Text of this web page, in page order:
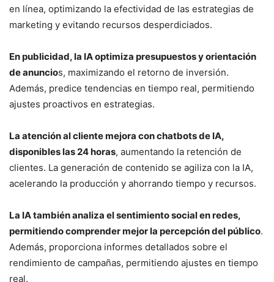
en línea, optimizando la efectividad de las estrategias de
marketing y evitando recursos desperdiciados.
En publicidad, la IA optimiza presupuestos y orientación
de anuncios, maximizando el retorno de inversión.
Además, predice tendencias en tiempo real, permitiendo
ajustes proactivos en estrategias.
La atención al cliente mejora con chatbots de IA,
disponibles las 24 horas, aumentando la retención de
clientes. La generación de contenido se agiliza con la IA,
acelerando la producción y ahorrando tiempo y recursos.
La IA también analiza el sentimiento social en redes,
permitiendo comprender mejor la percepción del público.
Además, proporciona informes detallados sobre el
rendimiento de campañas, permitiendo ajustes en tiempo
real.